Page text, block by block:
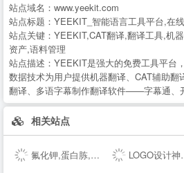
站点域名： www.yeekit.com
站点标题： YEEKIT_智能语言工具平台,在
站点关键： YEEKIT,CAT翻译,翻译工具,机
资产,语料管理
站点描述： YEEKIT是强大的免费工具平台
数据技术为用户提供机器翻译、CAT辅助
翻译、多语字幕制作翻译软件——字幕通、
相关站点
氟化钾,蛋白胨,叔丁醇钇,异丙醇钇,金属锂,碳酸锂,氢氧化锂,硝酸锂,甲醇钾,乙醇钾,叔丁醇钾，异丙醇钾, LOGO设计神器；公司logo在线设计生成器 - 标小智LOGO神器